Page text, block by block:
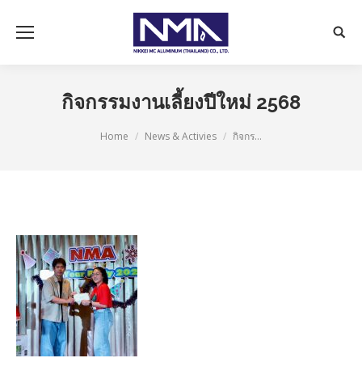
กิจกรรมงานเลี้ยงปีใหม่ 2568
Home News & Activies กิจกร…